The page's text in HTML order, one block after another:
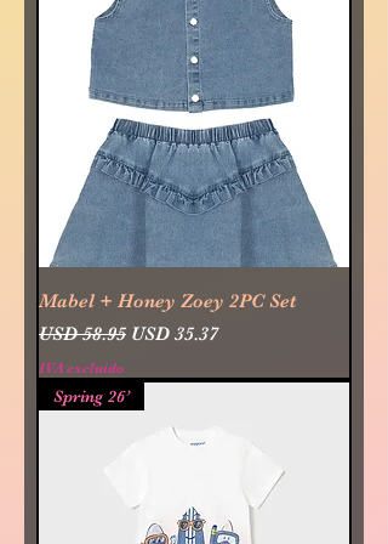
Mabel + Honey Zoey 2PC Set
Precio
USD 58.95 Precio de oferta
USD 35.37
IVA excluido
Spring 26’